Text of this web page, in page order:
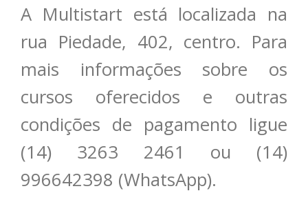
A Multistart está localizada na
rua Piedade, 402, centro. Para
mais informações sobre os
cursos oferecidos e outras
condições de pagamento ligue
(14) 3263 2461 ou (14)
996642398 (WhatsApp).